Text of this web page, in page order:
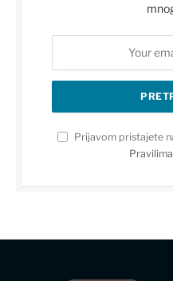
Prijavom pristajete